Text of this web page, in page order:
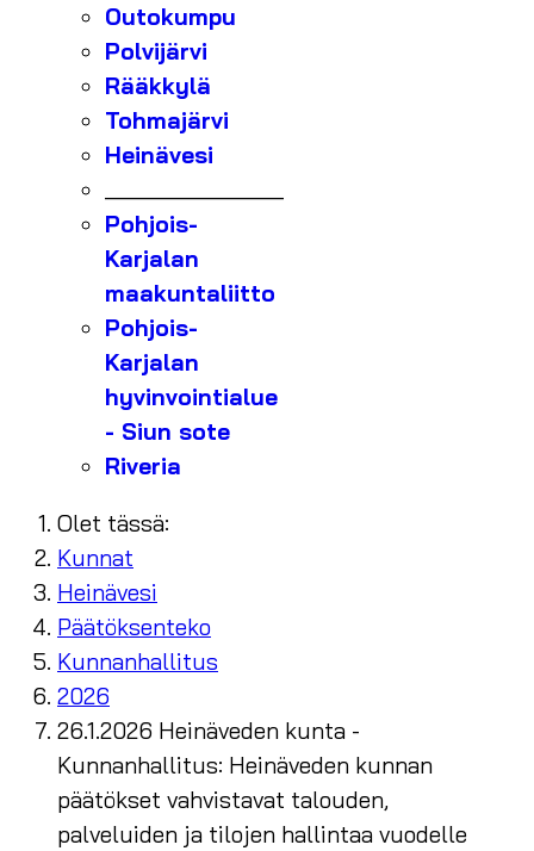
Outokumpu
Polvijärvi
Rääkkylä
Tohmajärvi
Heinävesi
Pohjois-
Karjalan
maakuntaliitto
Pohjois-
Karjalan
hyvinvointialue
- Siun sote
Riveria
Olet tässä:
Kunnat
Heinävesi
Päätöksenteko
Kunnanhallitus
2026
26.1.2026 Heinäveden kunta -
Kunnanhallitus: Heinäveden kunnan
päätökset vahvistavat talouden,
palveluiden ja tilojen hallintaa vuodelle